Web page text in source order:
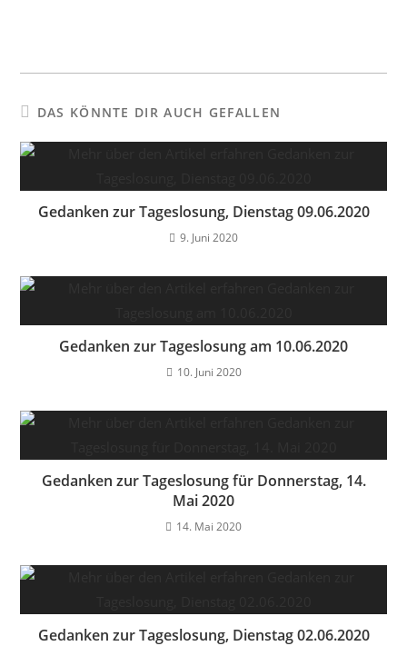
DAS KÖNNTE DIR AUCH GEFALLEN
Gedanken zur Tageslosung, Dienstag 09.06.2020
9. Juni 2020
Gedanken zur Tageslosung am 10.06.2020
10. Juni 2020
Gedanken zur Tageslosung für Donnerstag, 14.
Mai 2020
14. Mai 2020
Gedanken zur Tageslosung, Dienstag 02.06.2020